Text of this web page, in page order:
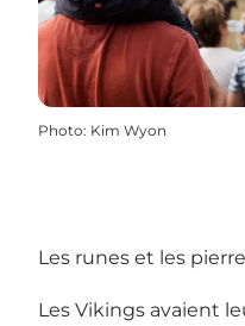
Photo: Kim Wyon
Les runes et les
Les Vikings avaient